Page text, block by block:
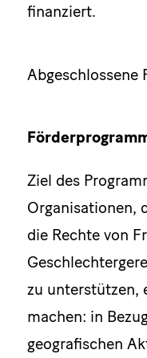
finanziert.
Abgeschlossene
Ziel des
Organisationen,
die Rechte von
zu unterstützen,
machen: in
geografischen